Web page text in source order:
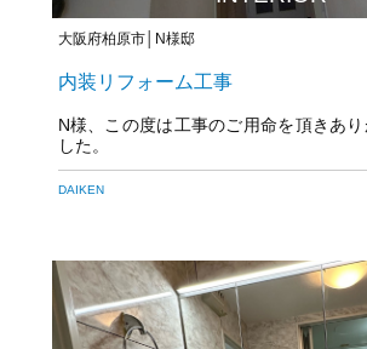
大阪府柏原市│N様邸
内装リフォーム工事
N様、この度は工事のご用命を頂きあ
した。
今後とも宜しくお願い致します！
DAIKEN